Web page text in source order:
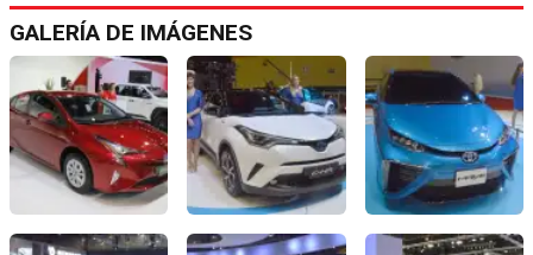
GALERÍA DE IMÁGENES